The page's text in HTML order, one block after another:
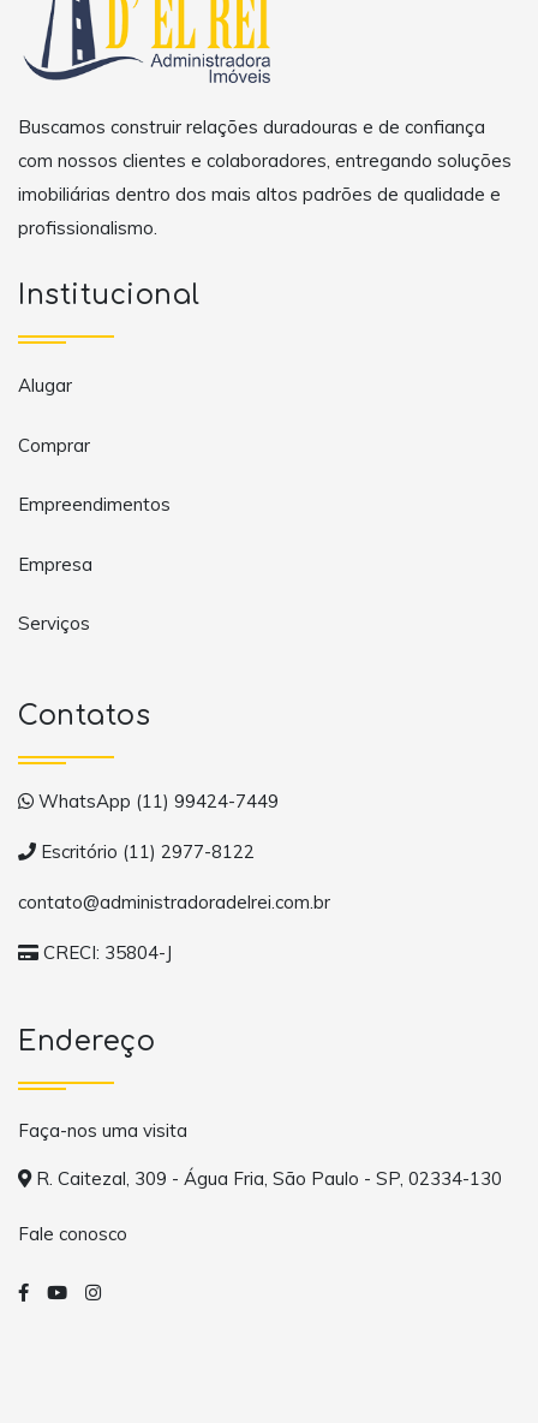
Buscamos construir relações duradouras e de confiança
com nossos clientes e colaboradores, entregando soluções
imobiliárias dentro dos mais altos padrões de qualidade e
profissionalismo.
Institucional
Alugar
Comprar
Empreendimentos
Empresa
Serviços
Contatos
WhatsApp (11) 99424-7449
Escritório (11) 2977-8122
contato@administradoradelrei.com.br
CRECI: 35804-J
Endereço
Faça-nos uma visita
R. Caitezal, 309 - Água Fria, São Paulo - SP, 02334-130
Fale conosco